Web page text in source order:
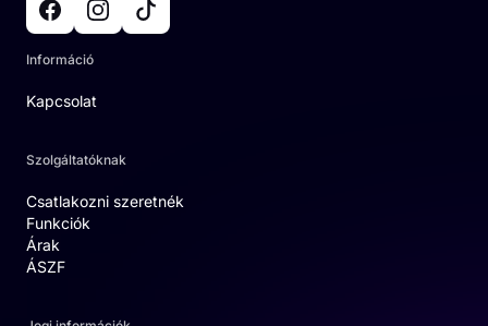
Információ
Kapcsolat
Szolgáltatóknak
Csatlakozni szeretnék
Funkciók
Árak
ÁSZF